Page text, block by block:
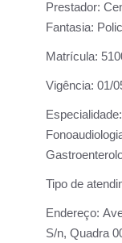
Prestador:
Fantasia:
Matrícula:
Vigência: 01/
Especialidade:
Tipo de
Endereço:
S/n, Quadra